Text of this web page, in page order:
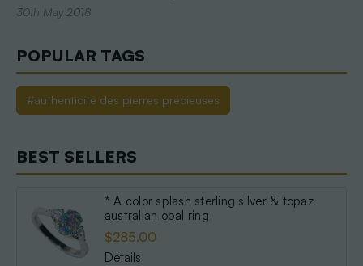
30th May 2018
POPULAR TAGS
#authenticité des pierres précieuses
BEST SELLERS
* A color splash sterling silver & topaz
australian opal ring
$285.00
Details